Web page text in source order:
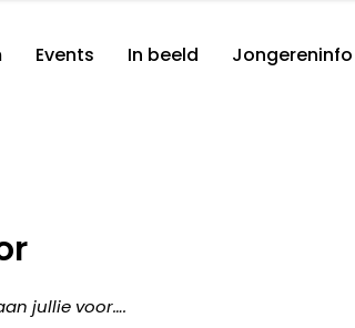
Events In beeld Jongereninfo
jullie voor….